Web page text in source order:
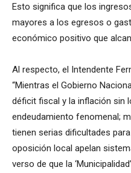
Esto significa que los
mayores a los egresos o
económico positivo que
Al respecto, el Intendente
“Mientras el Gobierno
déficit fiscal y la inflación sin
endeudamiento fenomenal;
tienen serias dificultades
oposición local apelan
verso de que la